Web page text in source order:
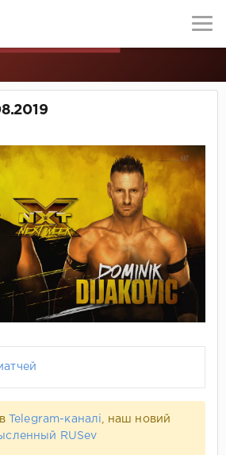
Telegram-каналі
, наш новий
RUSev